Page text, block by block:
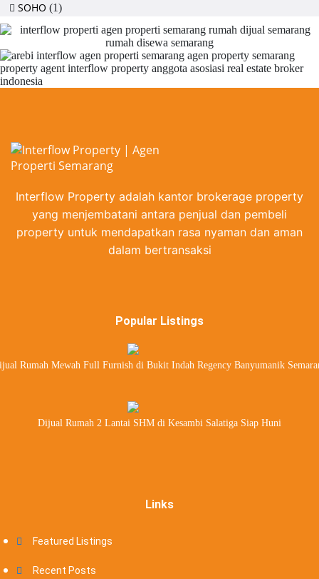
SOHO (1)
Interflow Property adalah kantor brokerage property
yang menjembatani antara penjual dan pembeli
property untuk mendapatkan rasa nyaman dan aman
dalam bertransaksi
Popular Listings
Rumah Mewah Full Furnish di Bukit Indah Regency Banyumanik
Dijual Rumah 2 Lantai SHM di Kesambi Salatiga Siap Huni
Links
Featured Listings
Recent Posts